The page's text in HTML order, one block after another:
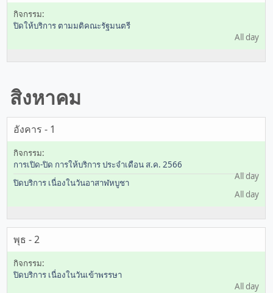
ปิดให้บริการ ตามมติคณะรัฐมนตรี
All day
สิงหาคม
อังคาร - 1
การเปิด-ปิด การให้บริการ ประจำเดือน ส.ค. 2566
All day
ปิดบริการ เนื่องในวันอาสาฬหบูชา
All day
พุธ - 2
ปิดบริการ เนื่องในวันเข้าพรรษา
All day